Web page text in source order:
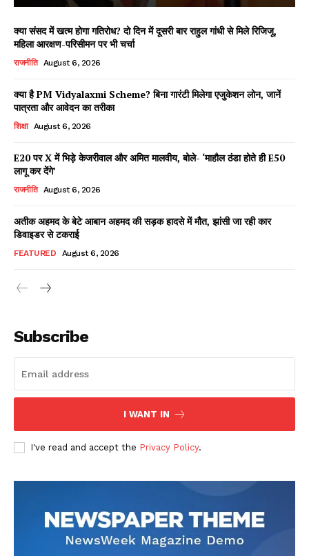
Facebook
Read Latest News on AIN
NEWS 1 App
क्या संसद में खत्म होगा गतिरोध? दो दिन में दूसरी बार राहुल गांधी से मिले रिजिजू,
महिला आरक्षण-परिसीमन पर भी चर्चा
राजनीति August 6, 2026
क्या है PM Vidyalaxmi Scheme? बिना गारंटी मिलेगा एजुकेशन लोन, जानें
पात्रता और आवेदन का तरीका
शिक्षा August 6, 2026
E20 पर X में भिड़े केजरीवाल और अमित मालवीय, बोले- ‘माहौल ठंडा होते ही E50
लागू कर देंगे’
राजनीति August 6, 2026
अतीक अहमद के बेटे आबान अहमद की सड़क हादसे में मौत, झांसी जा रही कार
डिवाइडर से टकराई
FEATURED August 6, 2026
Subscribe
I WANT IN
I've read and accept the Privacy Policy.